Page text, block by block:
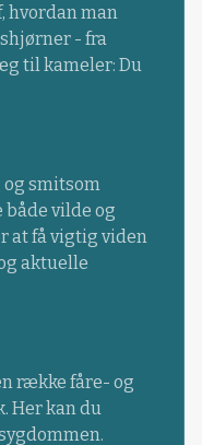
hvordan man
- fra
til kameler: Du
smitsom
både vilde og
at få vigtig viden
aktuelle
række fåre- og
Her kan du